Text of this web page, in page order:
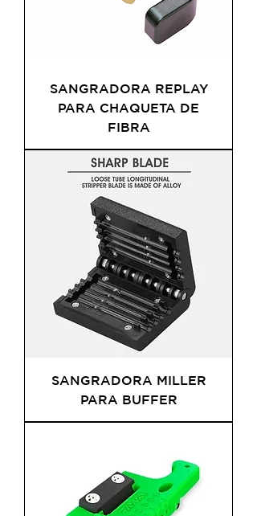
SANGRADORA REPLAY
PARA CHAQUETA DE
FIBRA
SANGRADORA MILLER
PARA BUFFER